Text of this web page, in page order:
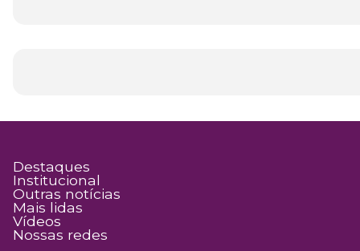
Destaques
Institucional
Outras notícias
Mais lidas
Vídeos
Nossas redes